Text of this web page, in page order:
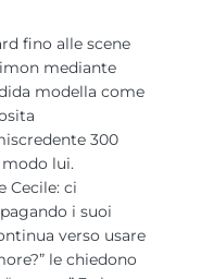
fino alle scene
mediante
modella come
300
lui.
Cecile: ci
i suoi
verso usare
le chiedono